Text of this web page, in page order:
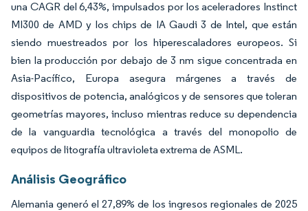
una CAGR del 6,43%, impulsados por los aceleradores Instinct
MI300 de AMD y los chips de IA Gaudi 3 de Intel, que están
siendo muestreados por los hiperescaladores europeos. Si
bien la producción por debajo de 3 nm sigue concentrada en
Asia-Pacífico, Europa asegura márgenes a través de
dispositivos de potencia, analógicos y de sensores que toleran
geometrías mayores, incluso mientras reduce su dependencia
de la vanguardia tecnológica a través del monopolio de
equipos de litografía ultravioleta extrema de ASML.
Análisis Geográfico
Alemania generó el 27,89% de los ingresos regionales de 2025